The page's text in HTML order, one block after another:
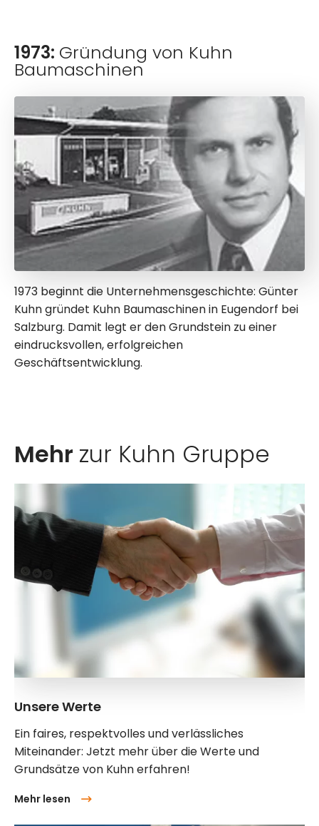
1973: Gründung von Kuhn
Baumaschinen
1973 beginnt die Unternehmensgeschichte: Günter
Kuhn gründet Kuhn Baumaschinen in Eugendorf bei
Salzburg. Damit legt er den Grundstein zu einer
eindrucksvollen, erfolgreichen
Geschäftsentwicklung.
Mehr zur Kuhn Gruppe
Unsere Werte
Ein faires, respektvolles und verlässliches
Miteinander: Jetzt mehr über die Werte und
Grundsätze von Kuhn erfahren!
Mehr lesen